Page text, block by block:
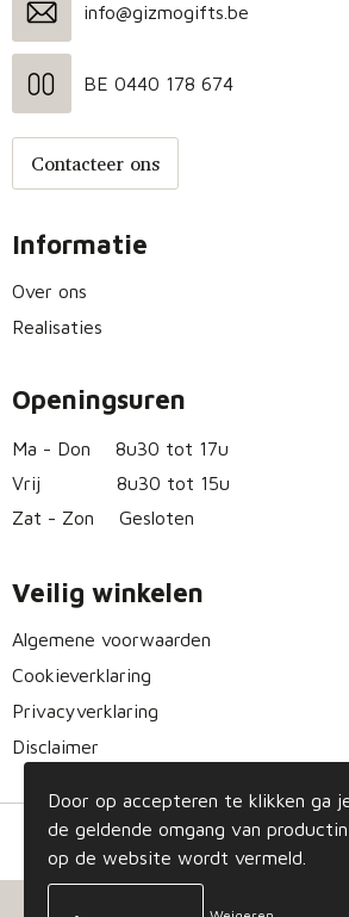
info@gizmogifts.be
BE 0440 178 674
Contacteer ons
Informatie
Over ons
Realisaties
Openingsuren
Ma - Don
8u30 tot 17u
Vrij
8u30 tot 15u
Zat - Zon
Gesloten
Veilig winkelen
Algemene voorwaarden
Cookieverklaring
Privacyverklaring
Disclaimer
Door op accepteren te klikken ga
de geldende omgang van
op de website wordt vermeld.